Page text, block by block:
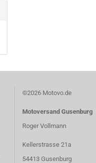
©2026 Motovo.de
Motoversand Gusenburg
Roger Vollmann
Kellerstrasse 21a
54413 Gusenburg